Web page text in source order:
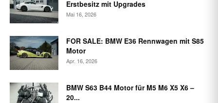
Erstbesitz mit Upgrades
Mai 16, 2026
FOR SALE: BMW E36 Rennwagen mit S85
Motor
Apr. 16, 2026
BMW S63 B44 Motor für M5 M6 X5 X6 –
20...